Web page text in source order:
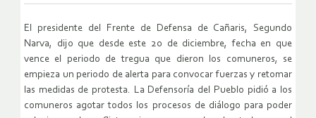
El presidente del Frente de Defensa de Cañaris, Segundo
Narva, dijo que desde este 20 de diciembre, fecha en que
vence el periodo de tregua que dieron los comuneros, se
empieza un periodo de alerta para convocar fuerzas y retomar
las medidas de protesta. La Defensoría del Pueblo pidió a los
comuneros agotar todos los procesos de diálogo para poder